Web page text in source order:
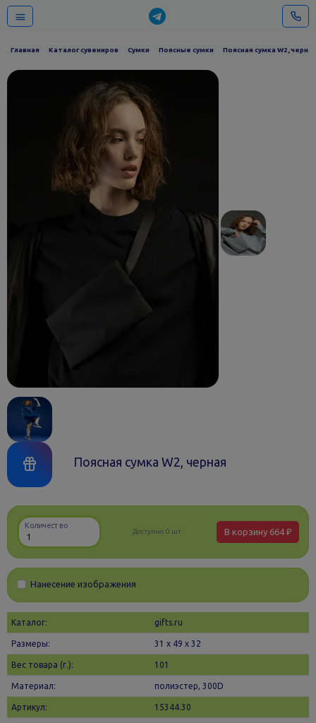
Главная Каталог сувениров Сумки Поясные сумки Поясная сумка W2, черная
Поясная сумка W2, черная
Количество
Доступно:0 шт. В корзину 664 ₽
Нанесение изображения
Каталог: gifts.ru
Размеры: 31 х 49 x 32
Вес товара (г.): 101
Материал: полиэстер, 300D
Артикул: 15344.30